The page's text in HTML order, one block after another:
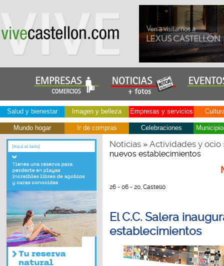
Salud y bienestar Imagen y belleza Empresas y servicios
Mundo hogar Ir de compras Celebraciones
Noticias» Actividades y ocio
nuevos establecimientos
26 - 06 - 20, Castelló
El C.C. Salera
establecimientos